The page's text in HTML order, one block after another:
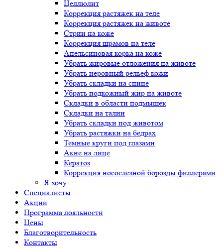
Целлюлит
Коррекция растяжек на теле
Коррекция растяжек на животе
Стрии на коже
Коррекция шрамов на теле
Апельсиновая корка на коже
Убрать жировые отложения на животе
Убрать неровный рельеф кожи
Убрать складки на спине
Убрать подкожный жир на животе
Складки в области подмышек
Складки на талии
Убрать складки под животом
Убрать растяжки на бедрах
Темные круги под глазами
Акне на лице
Кератоз
Коррекция носослезной борозды филлерами
Я хочу
Специалисты
Акции
Программа лояльности
Цены
Благотворительность
Контакты